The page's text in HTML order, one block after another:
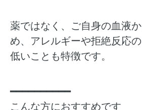
薬ではなく、ご自身の血液
め、アレルギーや拒絶反応
低いことも特徴です。
━━━━━━━━━━
こんな方におすすめです